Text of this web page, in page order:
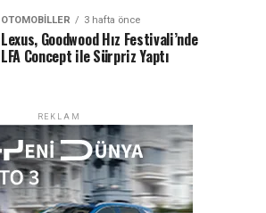
OTOMOBILLER 3 hafta önce
Lexus, Goodwood Hız Festivali’nde
LFA Concept ile Sürpriz Yaptı
REKLAM